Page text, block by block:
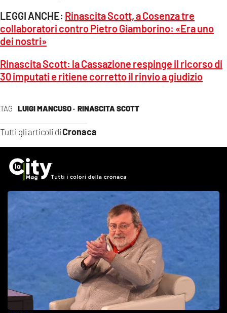
TAG LUIGI MANCUSO · RINASCITA SCOTT
Tutti gli articoli diCronaca
LEGGI ANCHE: Rinascita Scott, a Cosenza tre
collaboratori contro Pietro Giamborino: «Era uno
dei nostri»
Rinascita Scott: la Cassazione respinge il ricorso di
30 imputati e ritiene corretto il rinvio a giudizio